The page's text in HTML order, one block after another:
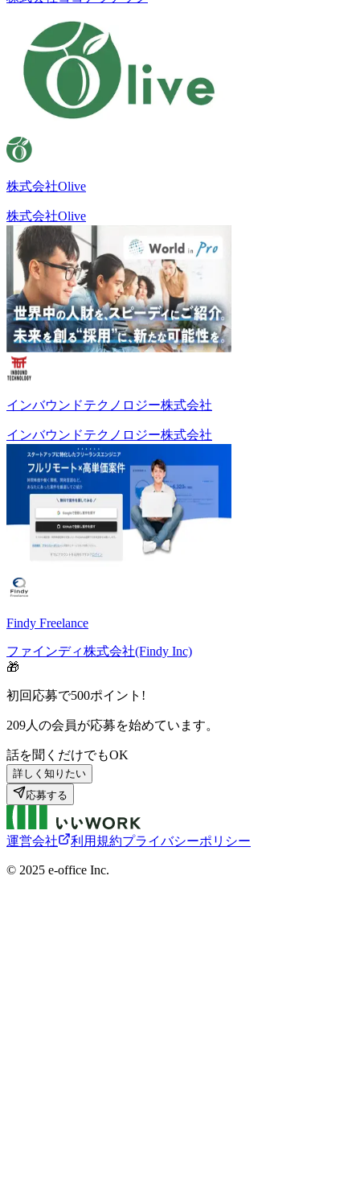
株式会社Olive
株式会社Olive
インバウンドテクノロジー株式会社
インバウンドテクノロジー株式会社
Findy Freelance
ファインディ株式会社(Findy Inc)
🎁
初回応募で500ポイント!
209人の会員が応募を始めています。
話を聞くだけでもOK
詳しく知りたい
応募する
運営会社 利用規約プライバシーポリシー
©︎ 2025 e-office Inc.